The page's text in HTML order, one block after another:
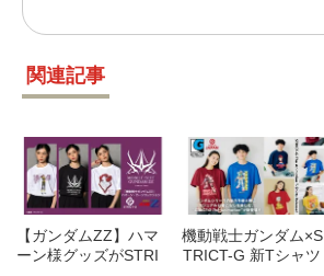
関連記事
【ガンダムZZ】ハマ
ーン様グッズがSTRI
機動戦士ガンダム×S
TRICT-G 新Tシャツ